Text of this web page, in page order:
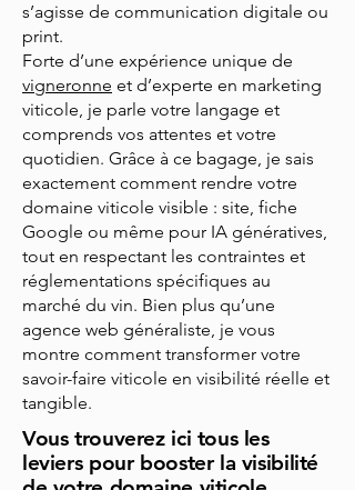
s’agisse de communication digitale ou
print.
Forte d’une expérience unique de
vigneronne et d’experte en marketing
viticole, je parle votre langage et
comprends vos attentes et votre
quotidien. Grâce à ce bagage, je sais
exactement comment rendre votre
domaine viticole visible : site, fiche
Google ou même pour IA génératives,
tout en respectant les contraintes et
réglementations spécifiques au
marché du vin. Bien plus qu’une
agence web généraliste, je vous
montre comment transformer votre
savoir-faire viticole en visibilité réelle et
tangible.
Vous trouverez ici tous les
leviers pour booster la visibilité